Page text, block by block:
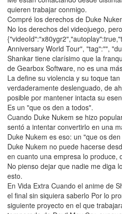
quieren trabajar conmigo.
Compré los derechos de Duke
No los derechos del videojuego,
Anniversary World Tour", "tag":"",
Shankar tiene clarísimo que la
de Gearbox Software, no es una
La define su violencia y su toque
verdaderamente deslenguado, de
posible por mantener intacta su
Es un "que os den a todos".
Cuando Duke Nukem se hizo
sentó a intentar convertirlo en una
Duke Nukem es eso: un "que os
Duke Nukem no puede hacerse
en cuanto una empresa lo produce,
No pienso dejar que nadie me diga
esto.
En Vida Extra Cuando el anime de
el final sin siquiera saberlo Por lo
siguiente proyecto en el que